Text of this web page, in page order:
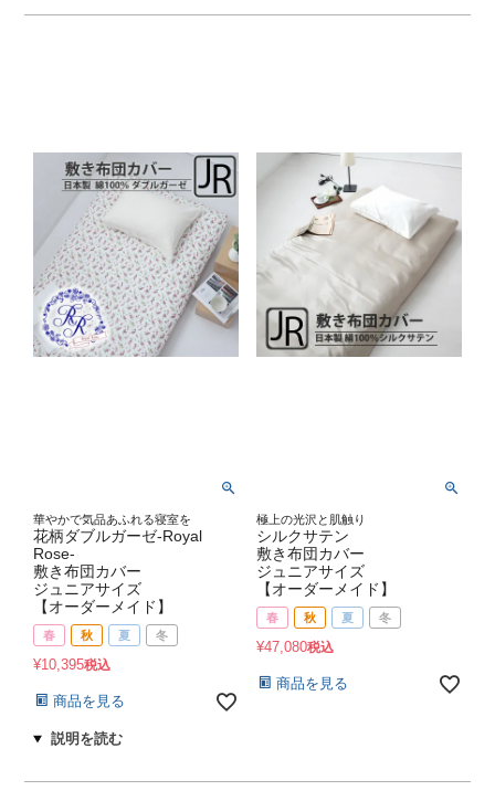
華やかで気品あふれる寝室を
花柄ダブルガーゼ-Royal
Rose-
敷き布団カバー
ジュニアサイズ
【オーダーメイド】
春 秋 夏 冬
¥10,395税込
商品を見る
極上の光沢と肌触り
シルクサテン
敷き布団カバー
ジュニアサイズ
【オーダーメイド】
春 秋 夏 冬
¥47,080税込
商品を見る